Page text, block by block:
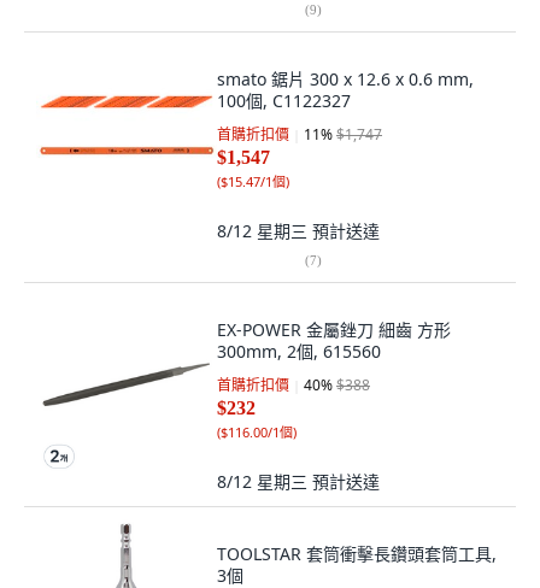
(9)
smato 鋸片 300 x 12.6 x 0.6 mm,
100個, C1122327
首購折扣價 11%$1,747
$1,547
($15.47/1個)
8/12 星期三 預計送達
(7)
EX-POWER 金屬銼刀 細齒 方形
300mm, 2個, 615560
首購折扣價 40%$388
$232
($116.00/1個)
8/12 星期三 預計送達
TOOLSTAR 套筒衝擊長鑽頭套筒工具,
3個